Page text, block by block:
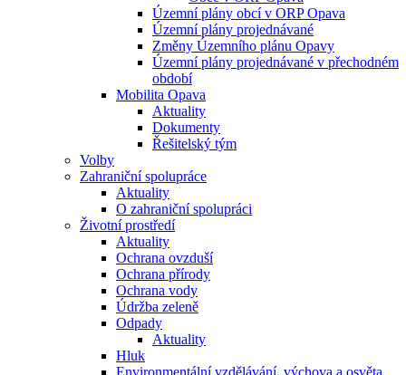
Územní plány obcí v ORP Opava
Územní plány projednávané
Změny Územního plánu Opavy
Územní plány projednávané v přechodném
období
Mobilita Opava
Aktuality
Dokumenty
Řešitelský tým
Volby
Zahraniční spolupráce
Aktuality
O zahraniční spolupráci
Životní prostředí
Aktuality
Ochrana ovzduší
Ochrana přírody
Ochrana vody
Údržba zeleně
Odpady
Aktuality
Hluk